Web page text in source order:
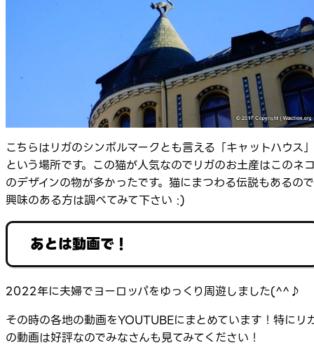
こちらはリガのシンボルマークとも言える「キャットハウス」
という場所です。この猫が人気なのでリガのお土産はこのネ
のデザインの物が多かったです。猫にまつわる伝説もあるので
興味のある方は調べてみて下さい :)
あとは動画で！
2022年に夫婦でヨーロッパをゆっくり周遊しました(^^♪
その時の各地の動画をYOUTUBEにまとめています！特にリ
の動画は好評なのでみなさんも見てみてください！